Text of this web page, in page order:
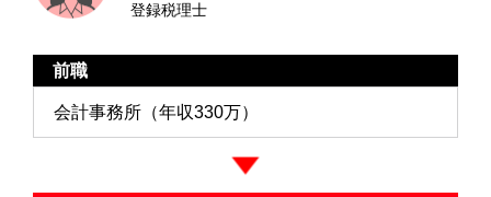
登録税理士
前職
会計事務所（年収330万）